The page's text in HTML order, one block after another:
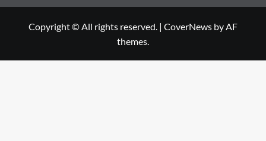
Copyright © All rights reserved. | CoverNews by AF
themes.